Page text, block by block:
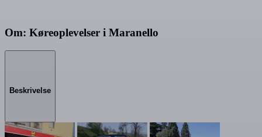
Om: Køreoplevelser i Maranello
Beskrivelse